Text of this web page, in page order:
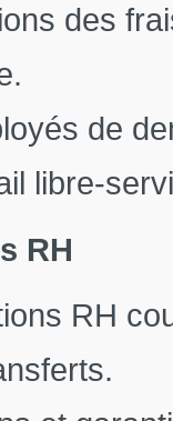
des
de
libre-
RH
RH